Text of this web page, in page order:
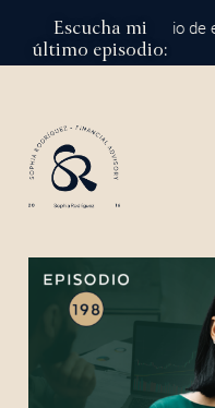
Escucha mi
último episodio:
millón: el cambio de